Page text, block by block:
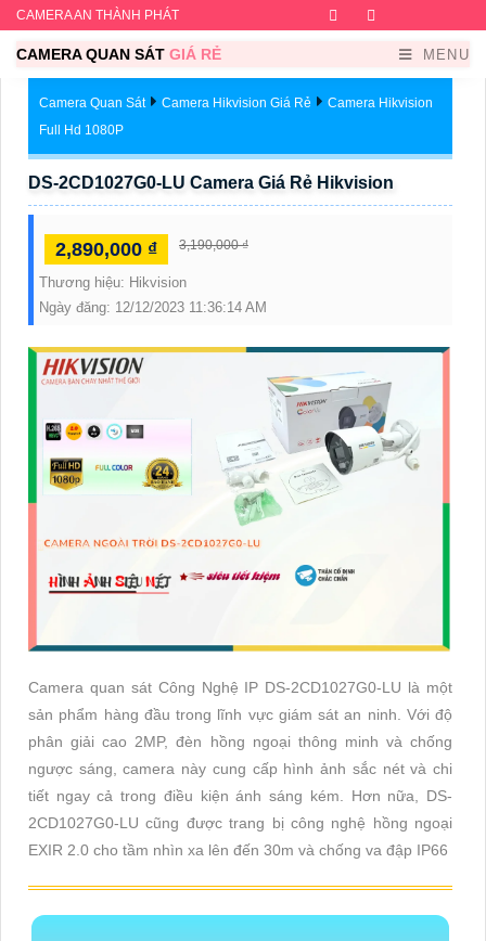
CAMERA AN THÀNH PHÁT Facebook
CAMERA QUAN SÁT GIÁ RẺ MENU
Camera Quan Sát Camera Hikvision Giá Rẻ
Camera Hikvision
Full Hd 1080P
DS-2CD1027G0-LU Camera Giá Rẻ Hikvision
2,890,000 ₫ 3,190,000 ₫
Thương hiệu: Hikvision
Ngày đăng: 12/12/2023 11:36:14 AM
Camera quan sát Công Nghệ IP DS-2CD1027G0-LU là một
sản phẩm hàng đầu trong lĩnh vực giám sát an ninh. Với độ
phân giải cao 2MP, đèn hồng ngoại thông minh và chống
ngược sáng, camera này cung cấp hình ảnh sắc nét và chi
tiết ngay cả trong điều kiện ánh sáng kém. Hơn nữa, DS-
2CD1027G0-LU cũng được trang bị công nghệ hồng ngoại
EXIR 2.0 cho tầm nhìn xa lên đến 30m và chống va đập IP66